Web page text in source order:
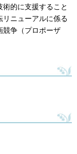
的に支援すること
リニューアルに係る
競争（プロポーザ